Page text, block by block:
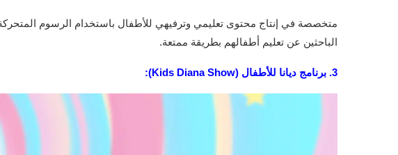
الباحثين عن تعليم أطفالهم بطريقة ممتعة.
3. برنامج ديانا للأطفال (Kids Diana Show):